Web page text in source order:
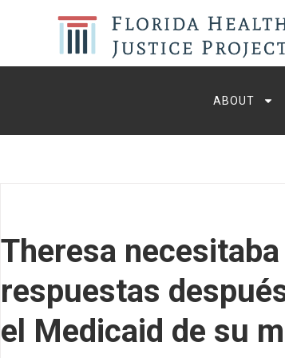
ABOUT
Theresa
respuestas
el Medicaid de su